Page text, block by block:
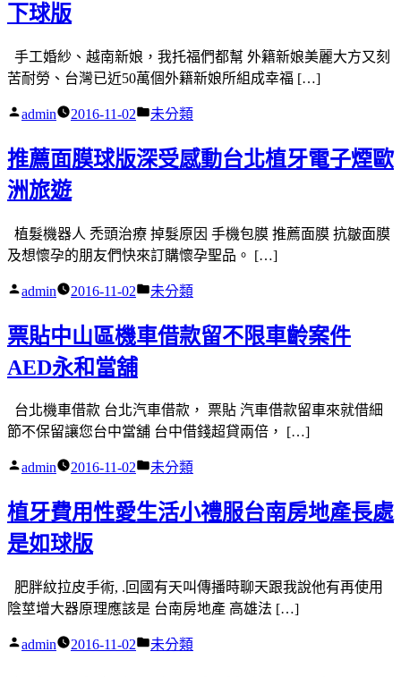
下球版
手工婚紗、越南新娘，我托福們都幫 外籍新娘美麗大方又刻
苦耐勞、台灣已近50萬個外籍新娘所組成幸福 […]
作
admin 2016-11-02
分
未分類
推薦面膜球版深受感動台北植牙電子煙歐
洲旅遊
植髮機器人 禿頭治療 掉髮原因 手機包膜 推薦面膜 抗皺面膜
及想懷孕的朋友們快來訂購懷孕聖品。 […]
作
admin 2016-11-02
分
未分類
票貼中山區機車借款留不限車齡案件
AED永和當舖
台北機車借款 台北汽車借款， 票貼 汽車借款留車來就借細
節不保留讓您台中當舖 台中借錢超貸兩倍， […]
作
admin 2016-11-02
分
未分類
植牙費用性愛生活小禮服台南房地產長處
是如球版
肥胖紋拉皮手術, .回國有天叫傳播時聊天跟我說他有再使用
陰莖增大器原理應該是 台南房地產 高雄法 […]
作
admin 2016-11-02
分
未分類